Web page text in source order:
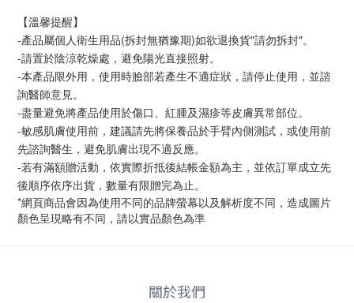
【溫馨提醒】
-產品屬個人衛生用品(拆封無猶豫期)如欲退換貨"請勿拆封"。
-請置於陰涼乾燥處，避免陽光直接照射。
-本產品限外用，使用時臉部若產生不適症狀，請停止使用，並諮
詢醫師意見。
-盡量避免將產品使用於傷口、紅腫及濕疹等皮膚異常部位。
-敏感肌膚使用前，建議請先將保養品於手臂內側測試，或使用前
先諮詢醫生，避免肌膚出現不適反應。
-若有滿額贈活動，依實際折抵後結帳金額為主，並依訂單成立先
後順序依序出貨，數量有限贈完為止。
*網頁商品會因為使用不同的品牌螢幕以及解析度不同，造成圖片
顏色呈現略有不同，請以實品顏色為準
關於我們